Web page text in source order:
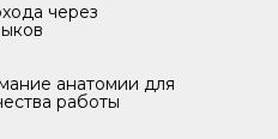
анатомии для
работы
через